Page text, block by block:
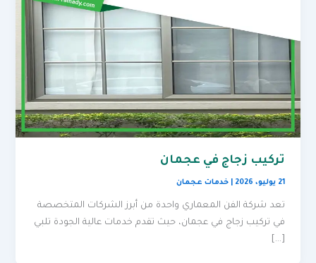
تركيب زجاج في عجمان
21 يوليو، 2026 |خدمات عجمان
تعد شركة الفن المعماري واحدة من أبرز الشركات المتخصصة
في تركيب زجاج في عجمان، حيث تقدم خدمات عالية الجودة تلبي
[…]